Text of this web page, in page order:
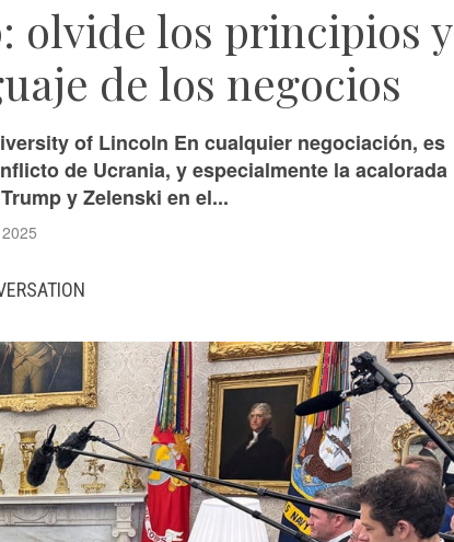
olvide los principios y
de los negocios
of Lincoln En cualquier negociación, es
de Ucrania, y especialmente la acalorada
y Zelenski en el...